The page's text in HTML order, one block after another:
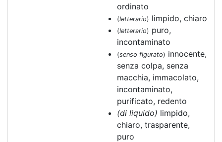
ordinato
(letterario) limpido, chiaro
(letterario) puro,
incontaminato
(senso figurato) innocente,
senza colpa, senza
macchia, immacolato,
incontaminato,
purificato, redento
(di liquido) limpido,
chiaro, trasparente,
puro